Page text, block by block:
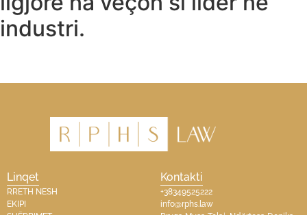
industri.
Linqet
RRETH NESH
EKIPI
Kontakti
+38349525222
info@rphs.law